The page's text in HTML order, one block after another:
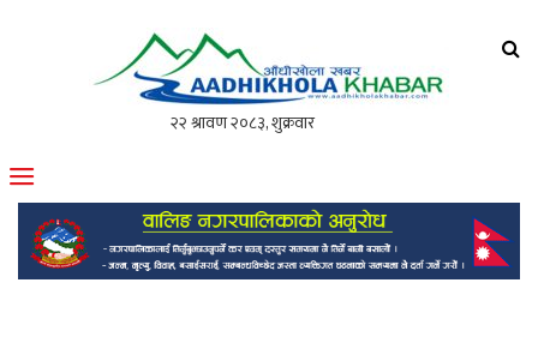
मोफसलकै लोकप्रिय अनलाइन पत्रिका